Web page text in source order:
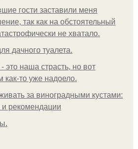
гости заставили меня
так как на обстоятельный
не хватало.
дачного туалета.
это наша страсть, но вот
как-то уже надоело.
за виноградными кустами:
рекомендации